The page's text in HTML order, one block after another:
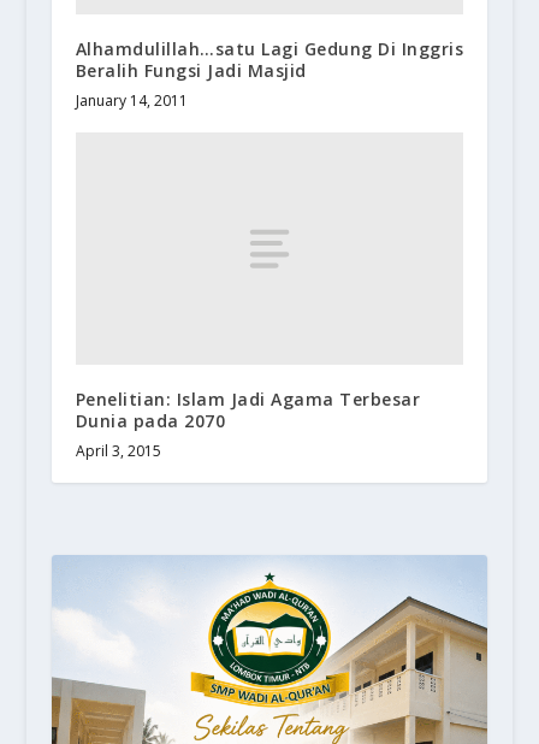
Alhamdulillah…satu Lagi Gedung Di Inggris
Beralih Fungsi Jadi Masjid
January 14, 2011
Penelitian: Islam Jadi Agama Terbesar
Dunia pada 2070
April 3, 2015